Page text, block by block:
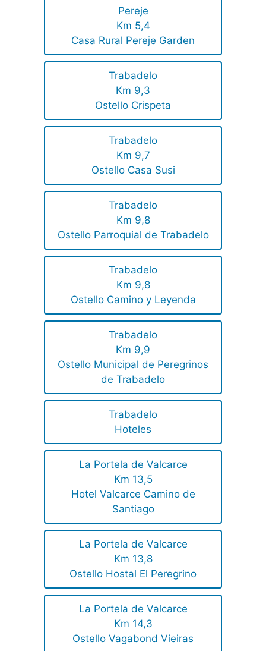
Pereje
Km 5,4
Casa Rural Pereje Garden
Trabadelo
Km 9,3
Ostello Crispeta
Trabadelo
Km 9,7
Ostello Casa Susi
Trabadelo
Km 9,8
Ostello Parroquial de Trabadelo
Trabadelo
Km 9,8
Ostello Camino y Leyenda
Trabadelo
Km 9,9
Ostello Municipal de Peregrinos
de Trabadelo
Trabadelo
Hoteles
La Portela de Valcarce
Km 13,5
Hotel Valcarce Camino de
Santiago
La Portela de Valcarce
Km 13,8
Ostello Hostal El Peregrino
La Portela de Valcarce
Km 14,3
Ostello Vagabond Vieiras